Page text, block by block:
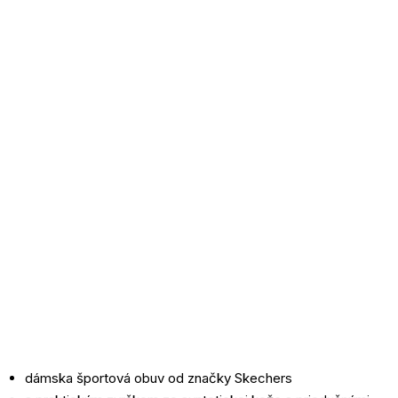
dámska športová obuv od značky Skechers